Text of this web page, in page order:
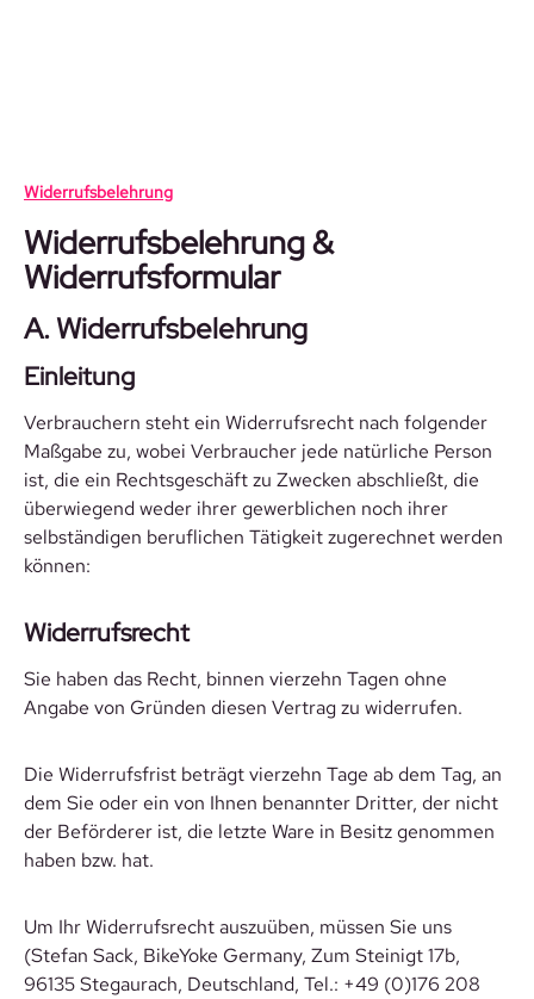
Zum Hauptinhalt springen
Widerrufsbelehrung
Widerrufsbelehrung &
Widerrufsformular
A. Widerrufsbelehrung
Einleitung
Verbrauchern steht ein Widerrufsrecht nach folgender
Maßgabe zu, wobei Verbraucher jede natürliche Person
ist, die ein Rechtsgeschäft zu Zwecken abschließt, die
überwiegend weder ihrer gewerblichen noch ihrer
selbständigen beruflichen Tätigkeit zugerechnet werden
können:
Widerrufsrecht
Sie haben das Recht, binnen vierzehn Tagen ohne
Angabe von Gründen diesen Vertrag zu widerrufen.
Die Widerrufsfrist beträgt vierzehn Tage ab dem Tag, an
dem Sie oder ein von Ihnen benannter Dritter, der nicht
der Beförderer ist, die letzte Ware in Besitz genommen
haben bzw. hat.
Um Ihr Widerrufsrecht auszuüben, müssen Sie uns
(Stefan Sack, BikeYoke Germany, Zum Steinigt 17b,
96135 Stegaurach, Deutschland, Tel.: +49 (0)176 208